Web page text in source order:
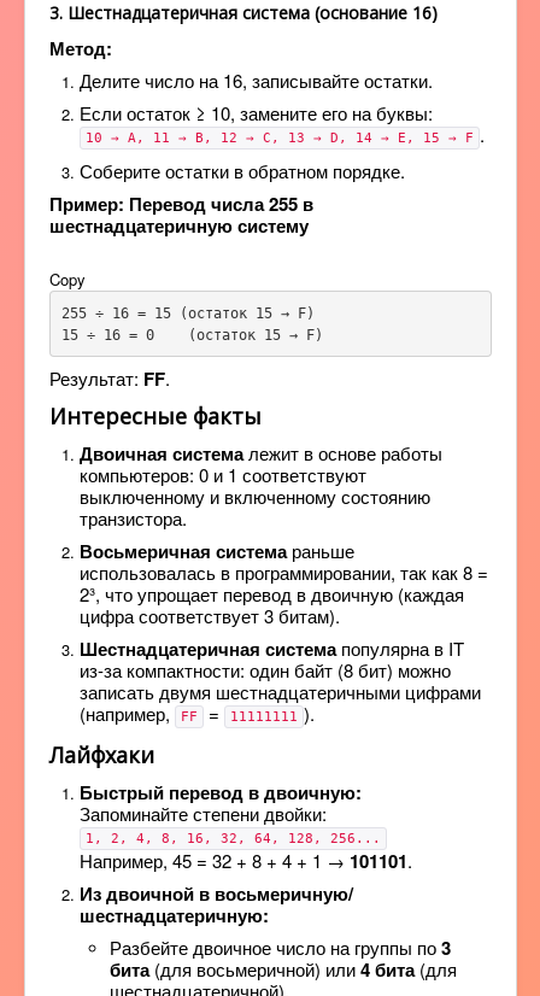
3. Шестнадцатеричная система (основание 16)
Метод:
Делите число на 16, записывайте остатки.
Если остаток ≥ 10, замените его на буквы:
10 → A, 11 → B, 12 → C, 13 → D, 14 → E, 15 → F .
Соберите остатки в обратном порядке.
Пример: Перевод числа 255 в
шестнадцатеричную систему
Copy
255 ÷ 16 = 15 (остаток 15 → F)
15 ÷ 16 = 0    (остаток 15 → F)
Результат: FF.
Интересные факты
Двоичная системалежит в основе работы
компьютеров: 0 и 1 соответствуют
выключенному и включенному состоянию
транзистора.
Восьмеричная системараньше
использовалась в программировании, так как 8 =
2³, что упрощает перевод в двоичную (каждая
цифра соответствует 3 битам).
Шестнадцатеричная системапопулярна в IT
из-за компактности: один байт (8 бит) можно
записать двумя шестнадцатеричными цифрами
(например,
FF = 11111111 ).
Лайфхаки
Быстрый перевод в двоичную:
Запоминайте степени двойки:
1, 2, 4, 8, 16, 32, 64, 128, 256...
Например, 45 = 32 + 8 + 4 + 1 → 101101.
Из двоичной в восьмеричную/
шестнадцатеричную:
Разбейте двоичное число на группы по3
бита(для восьмеричной) или4 бита(для
шестнадцатеричной).